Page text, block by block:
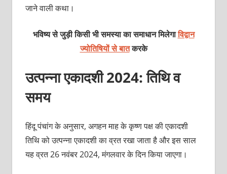
जाने वाली कथा।
भविष्य से जुड़ी किसी भी समस्या का समाधान मिलेगाविद्वान
ज्योतिषियों से बातकरके
उत्पन्ना एकादशी 2024: तिथि व
समय
हिंदू पंचांग के अनुसार, अगहन माह के कृष्ण पक्ष की एकादशी
तिथि को उत्पन्ना एकादशी का व्रत रखा जाता है और इस साल
यह व्रत 26 नवंबर 2024, मंगलवार के दिन किया जाएगा।